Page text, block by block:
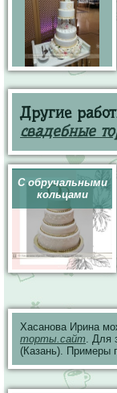
Другие
свадебные
С обручальными
кольцами
Хасанова Ирина
торты.сайт. Для
(Казань). Примеры